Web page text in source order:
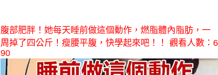
腹部肥胖！她每天睡前做這個動作，燃脂體內脂肪，一
周掉了四公斤！瘦腰平腹，快學起來吧！！ 觀看人數：6
90